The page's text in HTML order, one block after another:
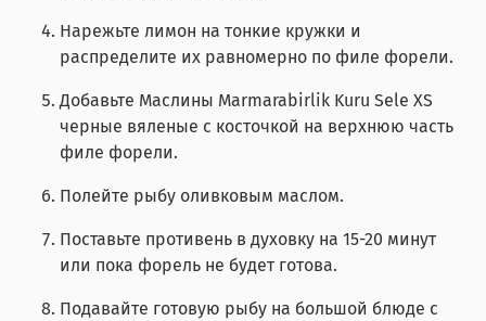
Нарежьте лимон на тонкие кружки и
распределите их равномерно по филе форели.
Добавьте Маслины Marmarabirlik Kuru Sele XS
черные вяленые с косточкой на верхнюю часть
филе форели.
Полейте рыбу оливковым маслом.
Поставьте противень в духовку на 15-20 минут
или пока форель не будет готова.
Подавайте готовую рыбу на большой блюде с